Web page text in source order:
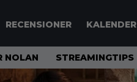
RECENSIONER KALENDER
NOLAN STREAMINGTIPS